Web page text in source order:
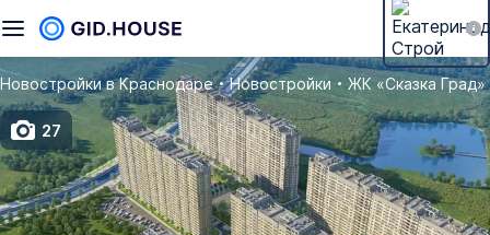
Новостройки в Краснодаре Новостройки ЖК «Сказка Град»
27